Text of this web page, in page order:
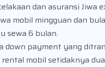
dan asuransi Jiwa
mobil mingguan dan
sewa 6 bulan.
down payment yang
mobil setidaknya